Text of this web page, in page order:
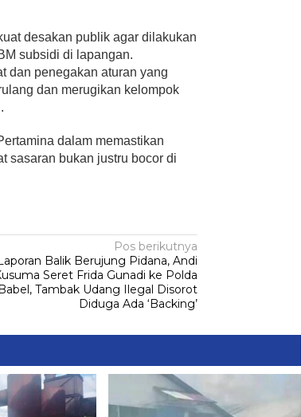
desakan publik agar dilakukan
subsidi di lapangan.
dan penegakan aturan yang
dan merugikan kelompok
dalam memastikan
sasaran bukan justru bocor di
Pos berikutnya
Laporan Balik Berujung Pidana, Andi
Seret Frida Gunadi ke Polda
Babel, Tambak Udang Ilegal Disorot
Diduga Ada ‘Backing’